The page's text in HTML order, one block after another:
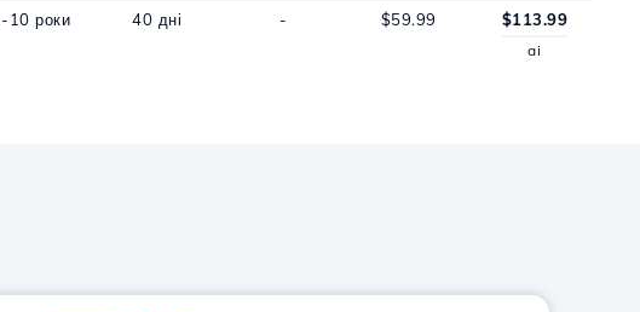
10 роки 40 дні - $59.99 $113.99
ai